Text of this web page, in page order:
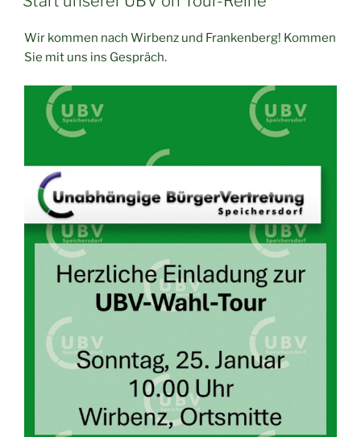
Wir kommen nach Wirbenz und Frankenberg! Kommen
Sie mit uns ins Gespräch.